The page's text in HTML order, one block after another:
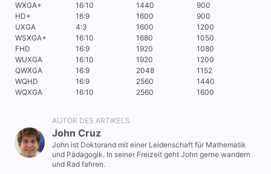
WXGA+
16:10 1440
900
HD+
16:9 1600
900
UXGA
4:3 1600
1200
WSXGA+
16:10 1680
1050
FHD
16:9 1920
1080
WUXGA
16:10 1920
1200
QWXGA
16:9 2048
1152
WQHD
16:9 2560
1440
WQXGA
16:10 2560 1600
AUTOR DES ARTIKELS
John Cruz
John ist Doktorand mit einer Leidenschaft für Mathematik
und Pädagogik. In seiner Freizeit geht John gerne wandern
und Rad fahren.